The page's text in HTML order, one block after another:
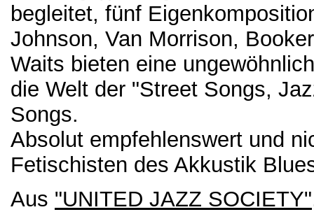
begleitet, fünf
Johnson, Van Morrison,
Waits bieten eine
die Welt der "Street Songs,
Songs.
Absolut empfehlenswert und
Fetischisten des Akkustik
Aus "UNITED JAZZ SOCIETY"